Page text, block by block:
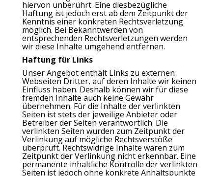
hiervon unberührt. Eine diesbezügliche
Haftung ist jedoch erst ab dem Zeitpunkt der
Kenntnis einer konkreten Rechtsverletzung
möglich. Bei Bekanntwerden von
entsprechenden Rechtsverletzungen werden
wir diese Inhalte umgehend entfernen.
Haftung für Links
Unser Angebot enthält Links zu externen
Webseiten Dritter, auf deren Inhalte wir keinen
Einfluss haben. Deshalb können wir für diese
fremden Inhalte auch keine Gewähr
übernehmen. Für die Inhalte der verlinkten
Seiten ist stets der jeweilige Anbieter oder
Betreiber der Seiten verantwortlich. Die
verlinkten Seiten wurden zum Zeitpunkt der
Verlinkung auf mögliche Rechtsverstöße
überprüft. Rechtswidrige Inhalte waren zum
Zeitpunkt der Verlinkung nicht erkennbar. Eine
permanente inhaltliche Kontrolle der verlinkten
Seiten ist jedoch ohne konkrete Anhaltspunkte